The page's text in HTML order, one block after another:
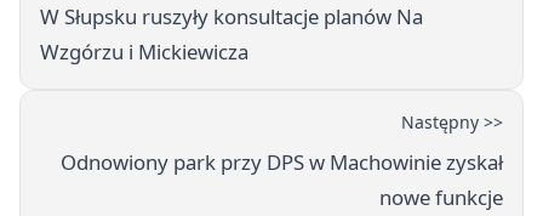
W Słupsku ruszyły konsultacje planów Na
Wzgórzu i Mickiewicza
Następny >>
Odnowiony park przy DPS w Machowinie zyskał
nowe funkcje